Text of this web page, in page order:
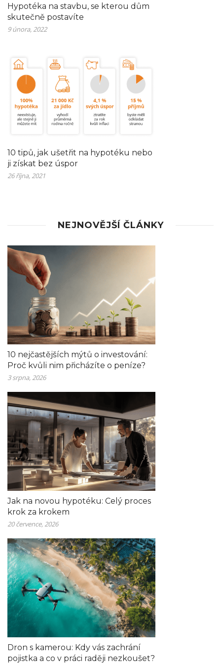
Hypotéka na stavbu, se kterou dům
skutečně postavíte
9 února, 2022
10 tipů, jak ušetřit na hypotéku nebo
ji získat bez úspor
26 října, 2021
NEJNOVĚJŠÍ ČLÁNKY
10 nejčastějších mýtů o investování:
Proč kvůli nim přicházíte o peníze?
3 srpna, 2026
Jak na novou hypotéku: Celý proces
krok za krokem
20 července, 2026
Dron s kamerou: Kdy vás zachrání
pojistka a co v práci raději nezkoušet?